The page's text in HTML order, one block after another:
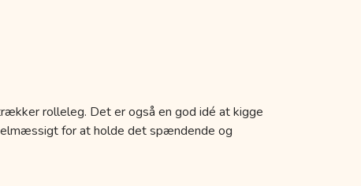
rolleleg. Det er også en god idé at kigge
for at holde det spændende og